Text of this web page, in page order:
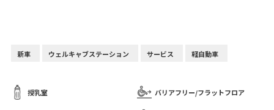
新車 ウェルキャブステーション サービス 軽自動車
授乳室 バリアフリー/フラットフロア